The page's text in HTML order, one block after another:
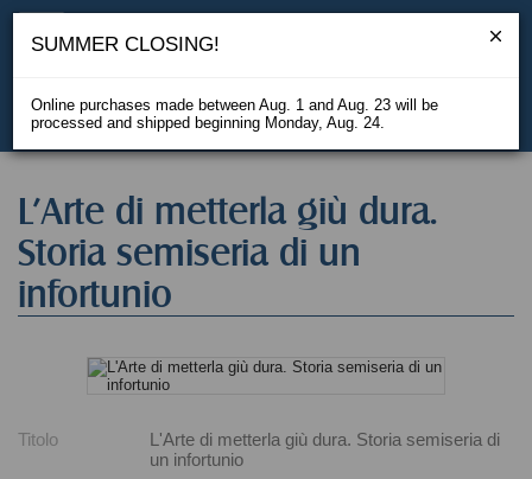
L'Arte di metterla giù dura.
Storia semiseria di un
infortunio
Titolo
L'Arte di metterla giù dura. Storia semiseria di
un infortunio
SUMMER CLOSING!
Online purchases made between Aug. 1 and Aug. 23 will be
processed and shipped beginning Monday, Aug. 24.